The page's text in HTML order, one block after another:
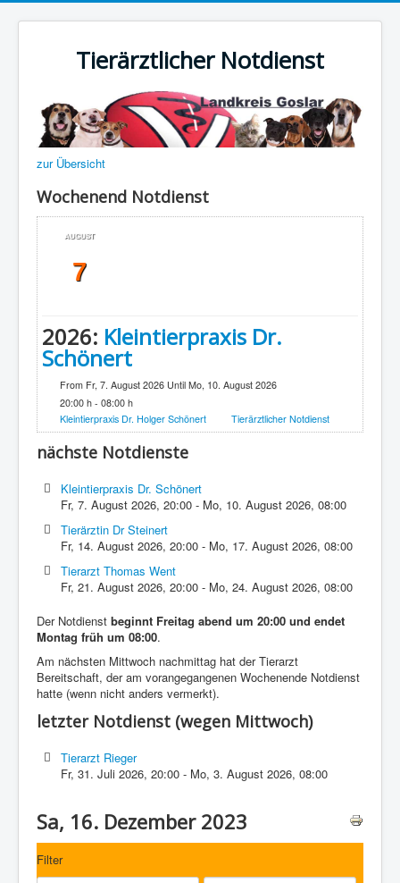
Tierärztlicher Notdienst
zur Übersicht
Wochenend Notdienst
AUGUST
7
2026: Kleintierpraxis Dr.
Schönert
From Fr, 7. August 2026 Until Mo, 10. August 2026
20:00 h - 08:00 h
Kleintierpraxis Dr. Holger Schönert
Tierärztlicher Notdienst
nächste Notdienste
Kleintierpraxis Dr. Schönert
Fr, 7. August 2026,20:00 - Mo, 10. August 2026,08:00
Tierärztin Dr Steinert
Fr, 14. August 2026,20:00 - Mo, 17. August 2026,08:00
Tierarzt Thomas Went
Fr, 21. August 2026,20:00 - Mo, 24. August 2026,08:00
Der Notdienst beginnt Freitag abend um 20:00 und endet
Montag früh um 08:00.
Am nächsten Mittwoch nachmittag hat der Tierarzt
Bereitschaft, der am vorangegangenen Wochenende Notdienst
hatte (wenn nicht anders vermerkt).
letzter Notdienst (wegen Mittwoch)
Tierarzt Rieger
Fr, 31. Juli 2026,20:00 - Mo, 3. August 2026,08:00
Sa, 16. Dezember 2023
Filter